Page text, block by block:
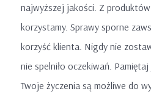
najwyższej jakości. Z
korzystamy. Sprawy sporne
korzyść klienta. Nigdy nie
nie spelniło oczekiwań.
Twoje życzenia są możliwe do